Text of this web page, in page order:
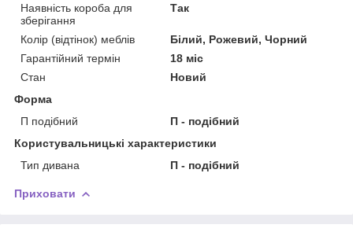
Наявність короба для
зберігання
Так
Колір (відтінок) меблів
Білий, Рожевий, Чорний
Гарантійний термін
18 міс
Стан
Новий
Форма
П подібний
П - подібний
Користувальницькі характеристики
Тип дивана
П - подібний
Приховати